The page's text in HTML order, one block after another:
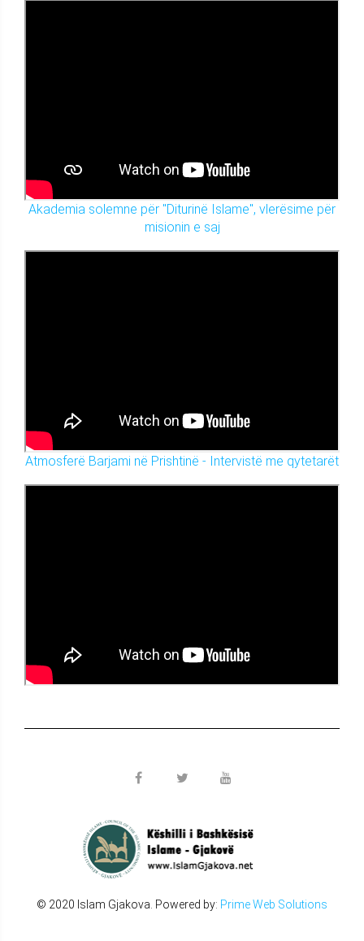
Akademia solemne për "Diturinë Islame", vlerësime për
misionin e saj
Atmosferë Barjami në Prishtinë - Intervistë me qytetarët
© 2020 Islam Gjakova. Powered by: Prime Web Solutions